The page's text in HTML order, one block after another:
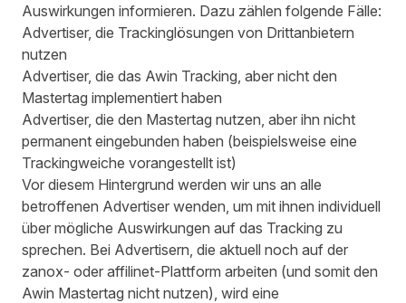
Auswirkungen informieren. Dazu zählen folgende Fälle:
Advertiser, die Trackinglösungen von Drittanbietern
nutzen
Advertiser, die das Awin Tracking, aber nicht den
Mastertag implementiert haben
Advertiser, die den Mastertag nutzen, aber ihn nicht
permanent eingebunden haben (beispielsweise eine
Trackingweiche vorangestellt ist)
Vor diesem Hintergrund werden wir uns an alle
betroffenen Advertiser wenden, um mit ihnen individuell
über mögliche Auswirkungen auf das Tracking zu
sprechen. Bei Advertisern, die aktuell noch auf der
zanox- oder affilinet-Plattform arbeiten (und somit den
Awin Mastertag nicht nutzen), wird eine